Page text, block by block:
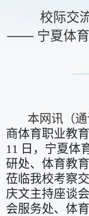
校际交
—— 宁夏体育
本网讯（通
商体育职业教
11 日，宁夏体
研处、体育教
莅临我校考察
庆文主持座谈
会服务处、体